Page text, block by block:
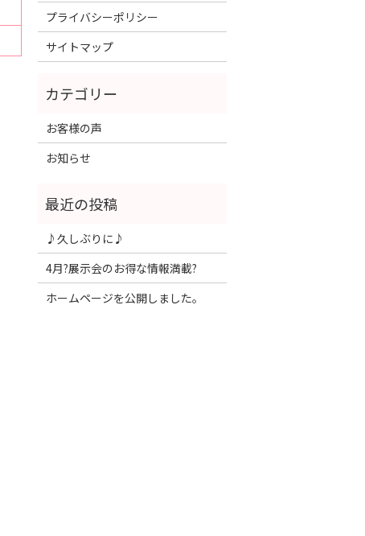
プライバシーポリシー
サイトマップ
お客様の声
お知らせ
♪久しぶりに♪
4月?展示会のお得な情報満載?
ホームページを公開しました。